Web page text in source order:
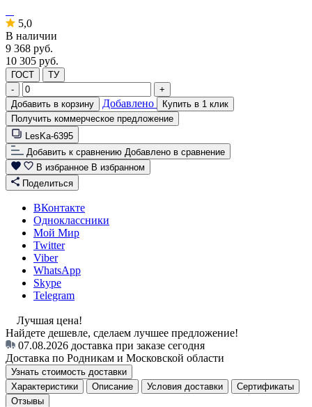
5,0
В наличии
9 368 руб.
10 305 руб.
ГОСТ
ТУ
-
+
Добавить в корзину
Добавлено
Купить в 1 клик
Получить коммерческое предложение
LesKa-6395
Добавить к сравнению Добавлено в сравнение
В избранное В избранном
Поделиться
ВКонтакте
Одноклассники
Мой Мир
Twitter
Viber
WhatsApp
Skype
Telegram
Лучшая цена!
Найдете дешевле, сделаем лучшее предложение!
07.08.2026 доставка при заказе сегодня
Доставка по Родникам и Московской области
Узнать стоимость доставки
Характеристики
Описание Условия доставки
Сертификаты
Отзывы